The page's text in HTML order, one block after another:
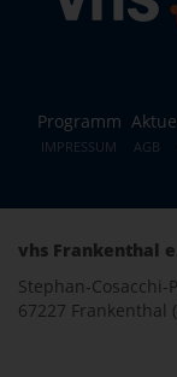
Programm
IMPRESSUM AGB
vhs Frankenthal
Stephan-Cosacchi-
67227 Frankenthal